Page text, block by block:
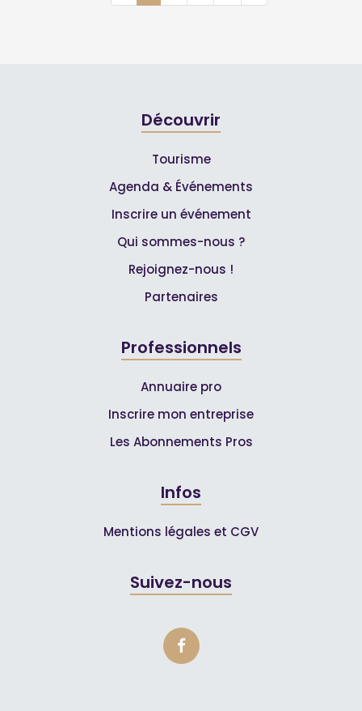
Découvrir
Tourisme
Agenda & Événements
Inscrire un événement
Qui sommes-nous ?
Rejoignez-nous !
Partenaires
Professionnels
Annuaire pro
Inscrire mon entreprise
Les Abonnements Pros
Infos
Mentions légales et CGV
Suivez-nous